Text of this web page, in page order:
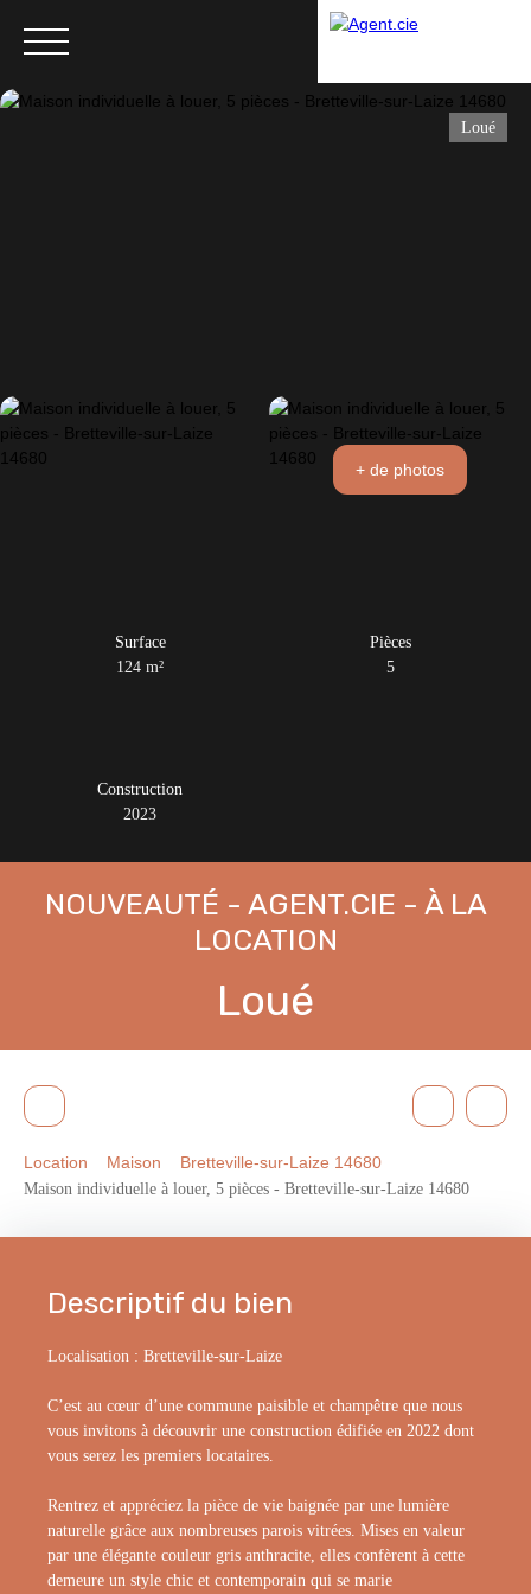
Loué
+ de photos
Surface
124m²
Pièces
5
Construction
2023
NOUVEAUTÉ - AGENT.CIE - À LA
LOCATION
Loué
Location Maison
Bretteville-sur-Laize 14680
Maison individuelle à louer, 5 pièces - Bretteville-sur-Laize 14680
Descriptif du bien
Localisation : Bretteville-sur-Laize
C’est au cœur d’une commune paisible et champêtre que nous
vous invitons à découvrir une construction édifiée en 2022 dont
vous serez les premiers locataires.
Rentrez et appréciez la pièce de vie baignée par une lumière
naturelle grâce aux nombreuses parois vitrées. Mises en valeur
par une élégante couleur gris anthracite, elles confèrent à cette
demeure un style chic et contemporain qui se marie